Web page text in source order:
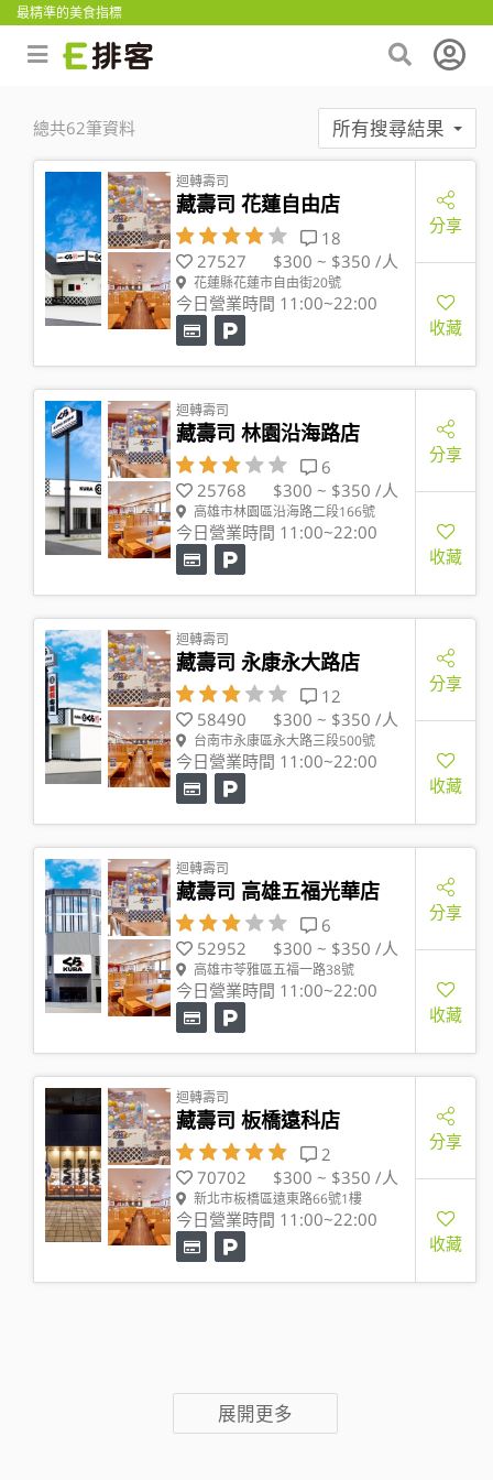
最精準的美食指標
總共62筆資料 所有搜尋結果
迴轉壽司
藏壽司 花蓮自由店
18
27527
$300 ~ $350 /人
花蓮縣花蓮市自由街20號
今日營業時間 11:00~22:00
分享
收藏
迴轉壽司
藏壽司 林園沿海路店
6
25768
$300 ~ $350 /人
高雄市林園區沿海路二段166號
今日營業時間 11:00~22:00
分享
收藏
迴轉壽司
藏壽司 永康永大路店
12
58490
$300 ~ $350 /人
台南市永康區永大路三段500號
今日營業時間 11:00~22:00
分享
收藏
迴轉壽司
藏壽司 高雄五福光華店
6
52952
$300 ~ $350 /人
高雄市苓雅區五福一路38號
今日營業時間 11:00~22:00
分享
收藏
迴轉壽司
藏壽司 板橋遠科店
2
70702
$300 ~ $350 /人
新北市板橋區遠東路66號1樓
今日營業時間 11:00~22:00
分享
收藏
展開更多